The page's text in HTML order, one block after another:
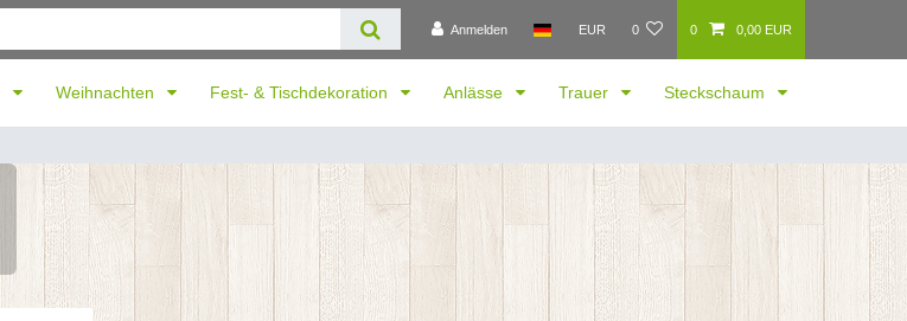
Anmelden EUR 0 0 0,00 EUR
Weihnachten Fest- & Tischdekoration Anlässe Trauer Steckschaum